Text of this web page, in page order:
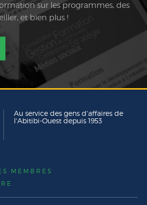
sur les programmes, des
et bien plus !
Au service des gens d'affaires de
l'Abitibi-Ouest depuis 1953
MEMBRES